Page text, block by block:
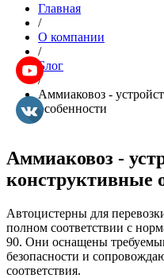
Главная
/
О компании
/
Блог
/
Аммиаковоз -
особенности
Аммиаковоз -
конструктивные
Автоцистерны для
полном соответствии с
90. Они оснащены
безопасности и
соответствия.